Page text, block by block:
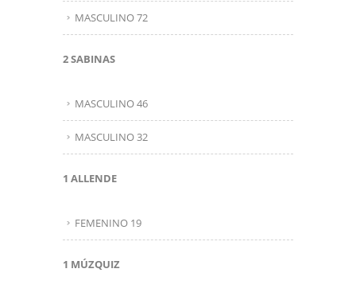
MASCULINO 72
2 SABINAS
MASCULINO 46
MASCULINO 32
1 ALLENDE
FEMENINO 19
1 MÚZQUIZ